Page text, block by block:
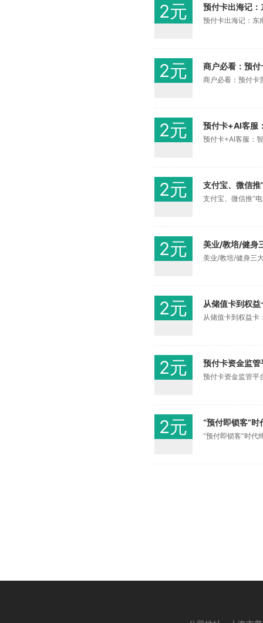
2元 预付卡出海记
预付卡出海记：东
2元 商户必看：预
商户必看：预付
2元 预付卡+AI客服
预付卡+AI客服：
2元 支付宝、微信推
支付宝、微信推“
2元 美业/教培/健身
美业/教培/健身三
2元 从储值卡到权益
从储值卡到权益卡
2元 预付卡资金监
预付卡资金监管平
2元 “预付即锁客”
“预付即锁客”时代